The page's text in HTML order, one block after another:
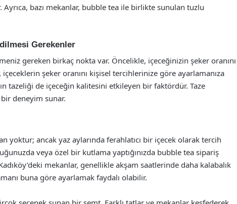
bazı mekanlar, bubble tea ile birlikte sunulan tuzlu
Gerekenler
gereken birkaç nokta var. Öncelikle, içeceğinizin şeker oranını
şeker oranını kişisel tercihlerinize göre ayarlamanıza
tazeliği de içeceğin kalitesini etkileyen bir faktördür. Taze
deneyim sunar.
yoktur; ancak yaz aylarında ferahlatıcı bir içecek olarak tercih
veya özel bir kutlama yaptığınızda bubble tea sipariş
mekanlar, genellikle akşam saatlerinde daha kalabalık
buna göre ayarlamak faydalı olabilir.